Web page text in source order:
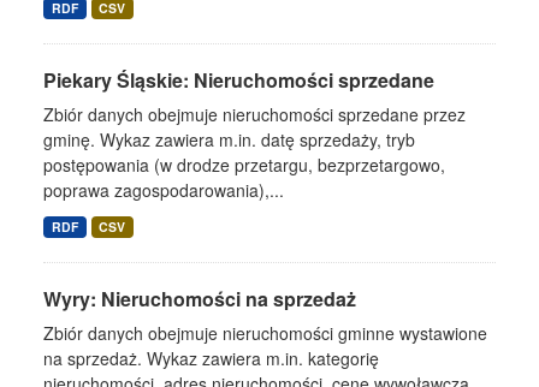
RDF CSV
Piekary Śląskie: Nieruchomości sprzedane
Zbiór danych obejmuje nieruchomości sprzedane przez
gminę. Wykaz zawiera m.in. datę sprzedaży, tryb
postępowania (w drodze przetargu, bezprzetargowo,
poprawa zagospodarowania),...
RDF CSV
Wyry: Nieruchomości na sprzedaż
Zbiór danych obejmuje nieruchomości gminne wystawione
na sprzedaż. Wykaz zawiera m.in. kategorię